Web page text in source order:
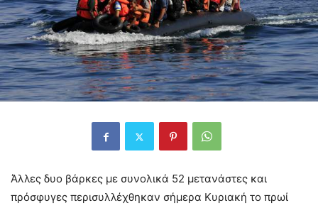
Άλλες δυο βάρκες με συνολικά 52 μετανάστες και
πρόσφυγες περισυλλέχθηκαν σήμερα Κυριακή το πρωί